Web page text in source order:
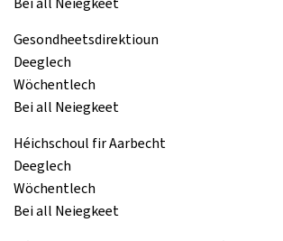
Gesondheetsdirektioun
Deeglech
Wöchentlech
Bei all Neiegkeet
Héichschoul fir Aarbecht
Deeglech
Wöchentlech
Bei all Neiegkeet